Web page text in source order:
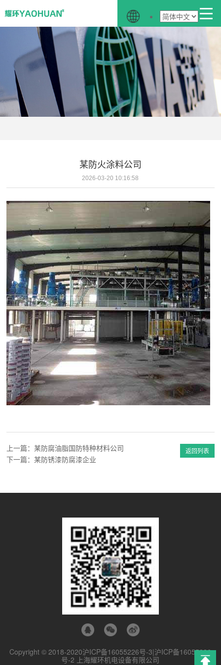
某防火涂料公司
2026-03-20 10:16:58
上一篇：某防腐油脂国防特种材料公司
下一篇：某防锈漆防腐漆企业
返回列表
Copyright © 2018-2020沪ICP备16055226号-3|沪ICP备16055226
号-2 上海耀环机电设备有限公司